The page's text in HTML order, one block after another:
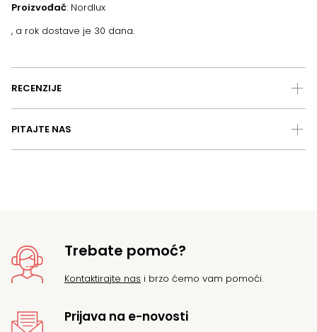
Proizvođač: Nordlux
, a rok dostave je 30 dana.
RECENZIJE
PITAJTE NAS
Trebate pomoć?
Kontaktirajte nas i brzo ćemo vam pomoći.
Prijava na e-novosti